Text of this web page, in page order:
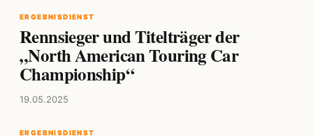
ERGEBNISDIENST
Rennsieger und Titelträger der
„North American Touring Car
Championship“
19.05.2025
ERGEBNISDIENST